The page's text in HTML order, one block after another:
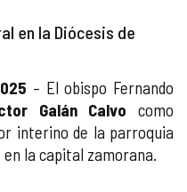
en la Diócesis de
– El obispo Fernando
Galán Calvo como
interino de la parroquia
la capital zamorana.